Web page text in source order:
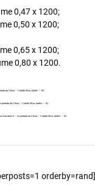
0,47 x 1200;
0,50 x 1200;
0,65 x 1200;
0,80 x 1200.
da China – Cidade Silva Jardim – RJ.
da China – Cidade Silva Jardim – RJ.
Galvalume – Importada da China – Cidade Silva Jardim – RJ.
orderby=rand]